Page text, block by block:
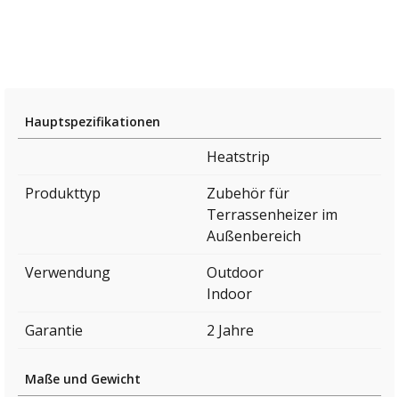
Hauptspezifikationen
Heatstrip
Produkttyp
Zubehör für
Terrassenheizer im
Außenbereich
Verwendung
Outdoor
Indoor
Garantie
2 Jahre
Maße und Gewicht